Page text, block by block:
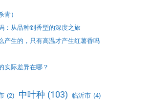
青）
：从品种到香型的深度之旅
产生的，只有高温才产生红薯香吗
实际差异在哪？
(2) 中叶种 (103) 临沂市 (4)